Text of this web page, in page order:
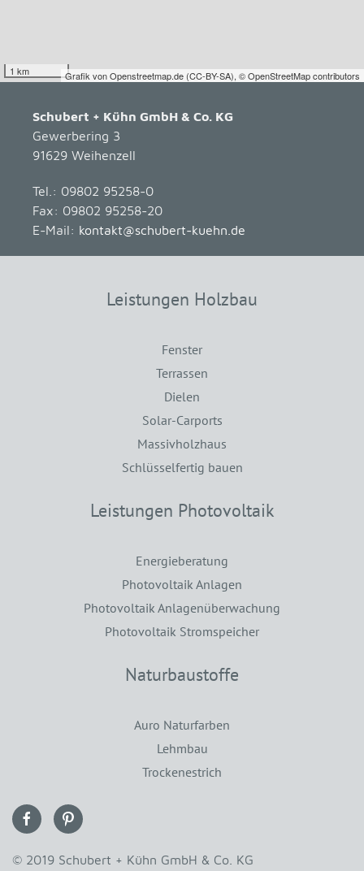
1 km Grafik vonOpenstreetmap.de (CC-BY-SA), © OpenStreetMap contributors
Schubert + Kühn GmbH & Co. KG
Gewerbering 3
91629 Weihenzell
Tel.: 09802 95258-0
Fax: 09802 95258-20
E-Mail: kontakt@schubert-kuehn.de
Leistungen Holzbau
Fenster
Terrassen
Dielen
Solar-Carports
Massivholzhaus
Schlüsselfertig bauen
Leistungen Photovoltaik
Energieberatung
Photovoltaik Anlagen
Photovoltaik Anlagenüberwachung
Photovoltaik Stromspeicher
Naturbaustoffe
Auro Naturfarben
Lehmbau
Trockenestrich
© 2019 Schubert + Kühn GmbH & Co. KG